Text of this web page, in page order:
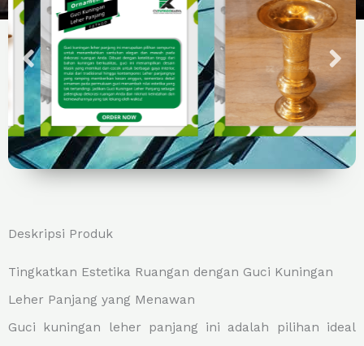
Deskripsi Produk
Tingkatkan Estetika Ruangan dengan Guci Kuningan
Leher Panjang yang Menawan
Guci kuningan leher panjang ini adalah pilihan ideal